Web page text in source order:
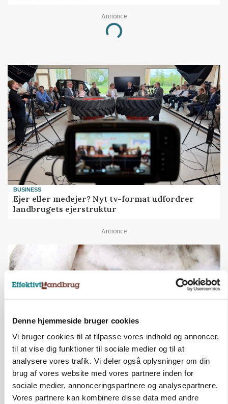
Denne hjemmeside bruger cookies
Vi bruger cookies til at tilpasse vores indhold og annoncer,
til at vise dig funktioner til sociale medier og til at
analysere vores trafik. Vi deler også oplysninger om din
brug af vores website med vores partnere inden for
sociale medier, annonceringspartnere og analysepartnere.
Vores partnere kan kombinere disse data med andre
Annonce
Loading...
BUSINESS
Ejer eller medejer? Nyt tv-format udfordrer
landbrugets ejerstruktur
Annonce
Russisk mælkepris dykker 23 procent
Annonce